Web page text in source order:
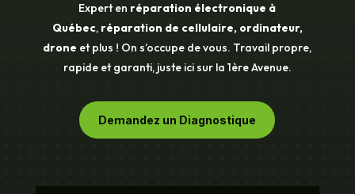
Expert en réparation électronique à
Québec, réparation de cellulaire, ordinateur,
drone et plus ! On s’occupe de vous. Travail propre,
rapide et garanti, juste ici sur la 1ère Avenue.
Demandez un Diagnostique